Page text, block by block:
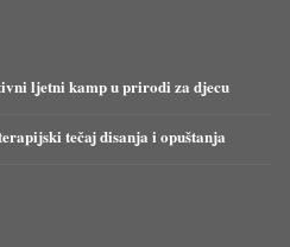
ljetni kamp u prirodi za djecu
tečaj disanja i opuštanja